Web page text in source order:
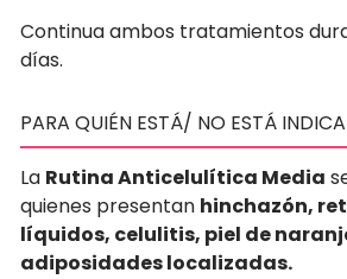
Continua ambos tratamientos
días.
PARA QUIÉN ESTÁ/ NO ESTÁ
La Rutina Anticelulítica Media
quienes presentan hinchazón,
líquidos, celulitis, piel de
adiposidades localizadas.